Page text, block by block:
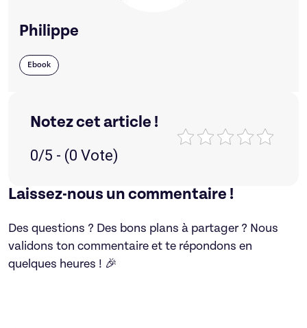
Philippe
Ebook
Notez cet article !
0/5 - (0 Vote)
Laissez-nous un commentaire !
Des questions ? Des bons plans à partager ? Nous
validons ton commentaire et te répondons en
quelques heures ! 🎉